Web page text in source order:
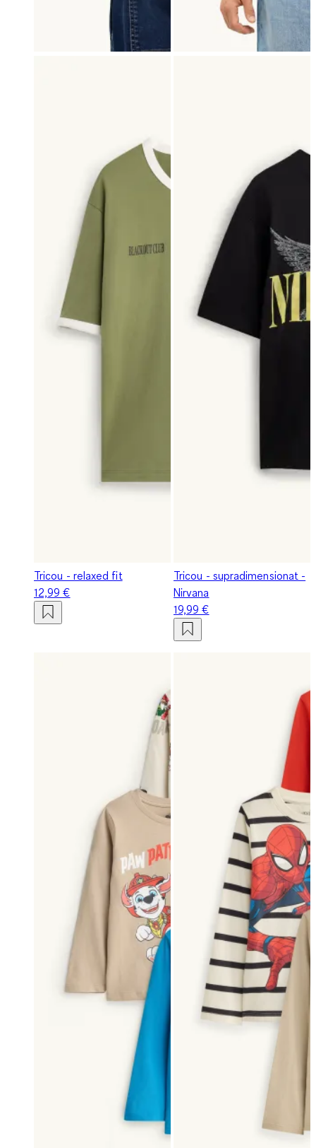
Tricou - relaxed fit
12,99 €
Tricou - supradimensionat -
Nirvana
19,99 €